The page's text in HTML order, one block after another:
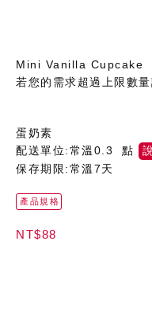
Mini Vanilla Cupcake
若您的需求超過上限數
蛋奶素
配送單位:常溫0.3 點
保存期限:常溫7天
產品規格
NT$88